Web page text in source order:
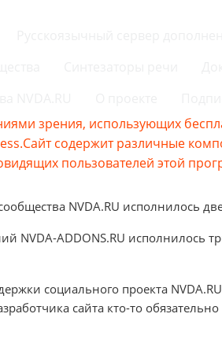
зрения, использующих
содержит различные
пользователей этой
NVDA.RU исполнилось
NVDA-ADDONS.RU исполнилось
социального проекта
сайта кто-то